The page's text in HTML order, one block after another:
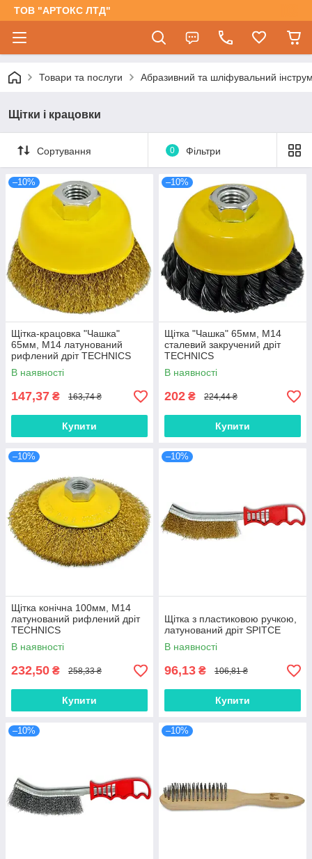
ТОВ "АРТОКС ЛТД"
Товари та послуги Абразивний та шліфувальний
Щітки і крацовки
Сортування 0 Фільтри
–10%
Щітка-крацовка "Чашка"
65мм, М14 латунований
рифлений дріт TECHNICS
В наявності
147,37 ₴ 163,74 ₴
Купити
–10%
Щітка "Чашка" 65мм, М14
сталевий закручений дріт
TECHNICS
В наявності
202 ₴ 224,44 ₴
Купити
–10%
Щітка конічна 100мм, М14
латунований рифлений дріт
TECHNICS
В наявності
232,50 ₴ 258,33 ₴
Купити
–10%
Щітка з пластиковою ручкою,
латунований дріт SPITCE
В наявності
96,13 ₴ 106,81 ₴
Купити
–10% –10%